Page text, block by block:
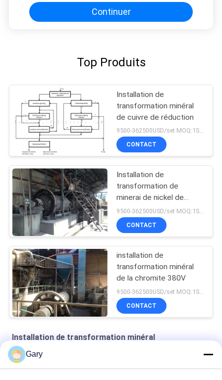
Continuer
Top Produits
Installation de
transformation minéral
de cuivre de réduction
9500-362500USD/set MOQ:1SET
CONTACT
Installation de
transformation de
minerai de nickel de
flottaison de mélange
9500-362500USD/set MOQ:1SET
CONTACT
installation de
transformation minéral
de la chromite 380V
CONTACT
Installation de transformation minéral
céramiques structurelles en zirconium
Gary